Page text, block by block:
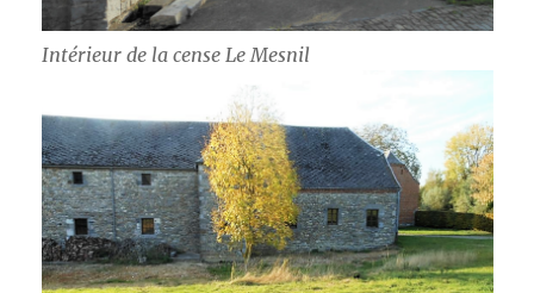
Intérieur de la cense Le Mesnil